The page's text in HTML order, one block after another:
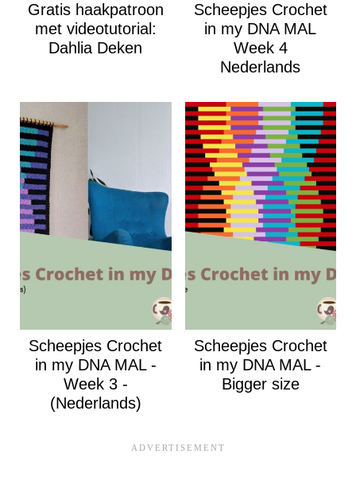
Gratis haakpatroon
met videotutorial:
Dahlia Deken
Scheepjes Crochet
in my DNA MAL
Week 4
Nederlands
Scheepjes Crochet
in my DNA MAL -
Week 3 -
(Nederlands)
Scheepjes Crochet
in my DNA MAL -
Bigger size